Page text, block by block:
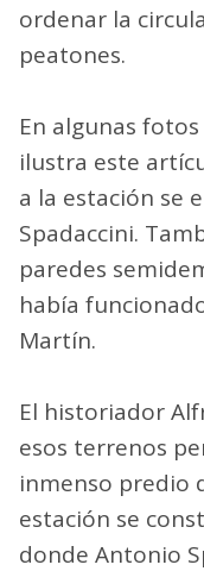
ordenar la
peatones.
En algunas
ilustra este
a la estación se
Spadaccini.
paredes
había
Martín.
El historiador
esos terrenos
inmenso predio
estación se
donde Antonio